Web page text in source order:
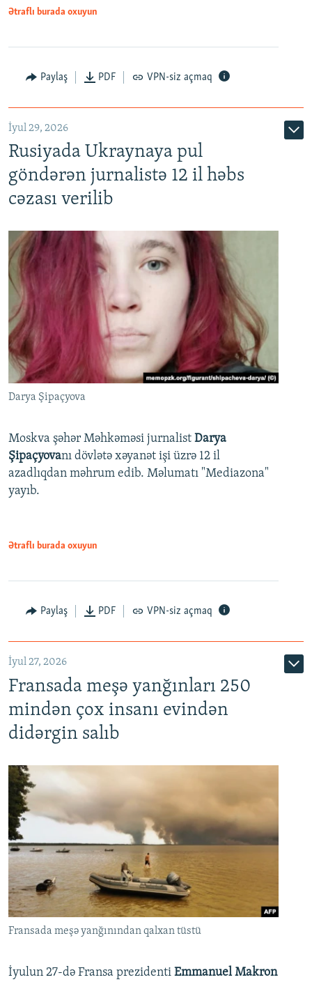
Ətraflı burada oxuyun
Paylaş PDF VPN-siz açmaq
İyul 29, 2026
Rusiyada Ukraynaya pul
göndərən jurnalistə 12 il həbs
cəzası verilib
Darya Şipaçyova
Moskva şəhər Məhkəməsi jurnalist Darya
Şipaçyovanı dövlətə xəyanət işi üzrə 12 il
azadlıqdan məhrum edib. Məlumatı "Mediazona"
yayıb.
Ətraflı burada oxuyun
Paylaş PDF VPN-siz açmaq
İyul 27, 2026
Fransada meşə yanğınları 250
mindən çox insanı evindən
didərgin salıb
Fransada meşə yanğınından qalxan tüstü
İyulun 27-də Fransa prezidenti Emmanuel Makron